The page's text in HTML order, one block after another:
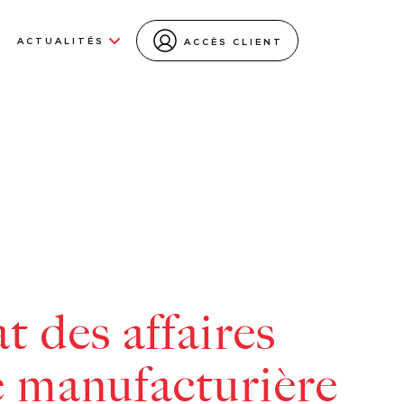
ACTUALITÉS ACCÈS CLIENT
des affaires
manufacturière